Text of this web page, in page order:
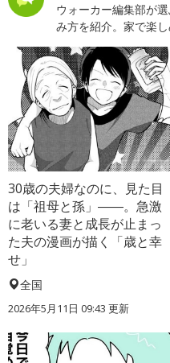
ウォーカー編集部が
み方を紹介。家で楽
30歳の夫婦なのに、見た目
は「祖母と孫」――。急激
に老いる妻と成長が止まっ
た夫の漫画が描く「歳と幸
せ」
全国
2026年5月11日 09:43 更新